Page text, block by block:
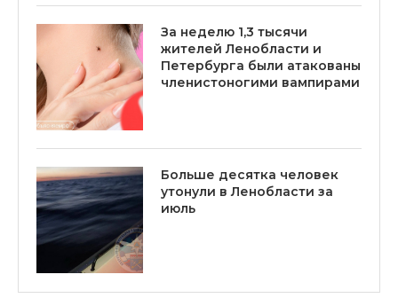
За неделю 1,3 тысячи
жителей Ленобласти и
Петербурга были атакованы
членистоногими вампирами
Больше десятка человек
утонули в Ленобласти за
июль